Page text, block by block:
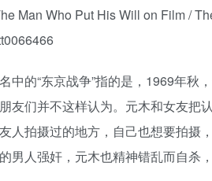
Man Who Put His Will on Film /
的“东京战争”指的是，1969年秋
友们并不这样认为。元木和女友把
人拍摄过的地方，自己也想要拍摄
男人强奸，元木也精神错乱而自杀